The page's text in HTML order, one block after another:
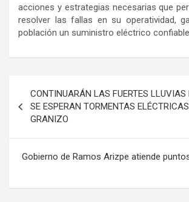
acciones y estrategias necesarias que
resolver las fallas en su operatividad,
población un suministro eléctrico
Navegación
de
entradas
CONTINUARÁN LAS FUERTES LLUVIAS
SE ESPERAN TORMENTAS
GRANIZO
Gobierno de Ramos Arizpe atiende